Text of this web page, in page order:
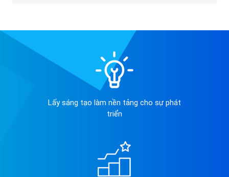
Lấy sáng tạo làm nền tảng cho sự phát
triển